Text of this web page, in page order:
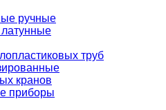
ручные
труб
кранов
приборы